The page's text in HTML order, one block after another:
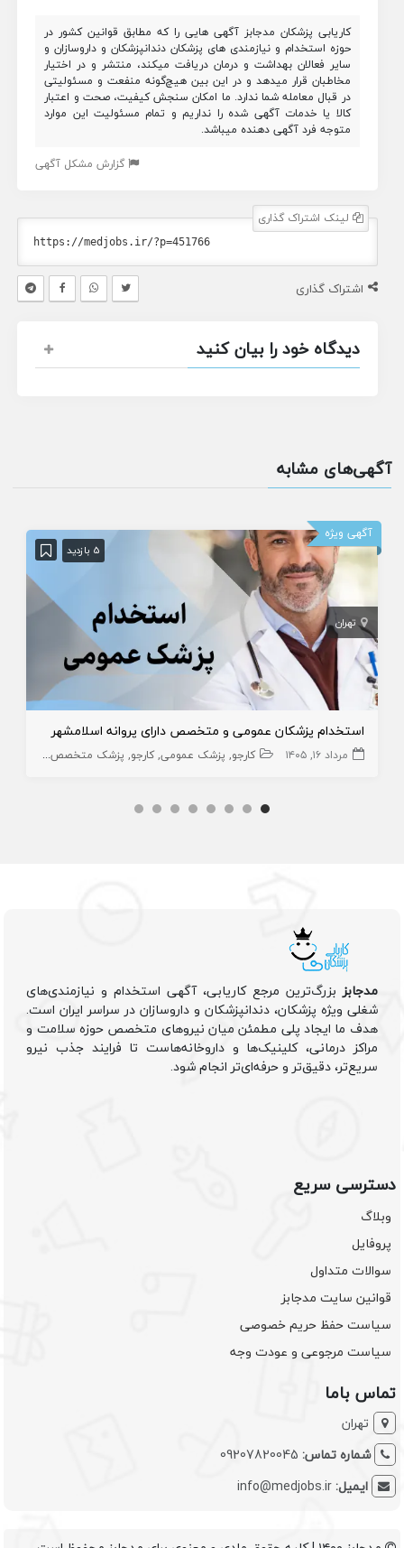
کاریابی پزشکان مدجابز آگهی هایی را که مطابق قوانین کشور در
حوزه استخدام و نیازمندی های پزشکان دندانپزشکان و داروسازان و
سایر فعالان بهداشت و درمان دریافت میکند، منتشر و در اختیار
مخاطبان قرار میدهد و در این بین هیچ‌گونه منفعت و مسئولیتی
در قبال معامله شما ندارد. ما امکان سنجش کیفیت، صحت و اعتبار
کالا یا خدمات آگهی شده را نداریم و تمام مسئولیت این موارد
متوجه فرد آگهی دهنده میباشد.
گزارش مشکل آگهی
لینک اشتراک گذاری
اشتراک گذاری
دیدگاه خود را بیان کنید
آگهی‌های مشابه
آگهی ویژه
5 بازدید
تهران
استخدام پزشکان عمومی و متخصص دارای پروانه اسلامشهر
مرداد ۱۶, ۱۴۰۵ کارجو پزشک عمومی کارجو پزشک متخصص زیبایی
مدجابزبزرگ‌ترین مرجع کاریابی، آگهی استخدام و نیازمندی‌های
شغلی ویژه پزشکان، دندانپزشکان و داروسازان در سراسر ایران است.
هدف ما ایجاد پلی مطمئن میان نیروهای متخصص حوزه سلامت و
مراکز درمانی، کلینیک‌ها و داروخانه‌هاست تا فرایند جذب نیرو
سریع‌تر، دقیق‌تر و حرفه‌ای‌تر انجام شود.
دسترسی سریع
وبلاگ
پروفایل
سوالات متداول
قوانین سایت مدجابز
سیاست حفظ حریم خصوصی
سیاست مرجوعی و عودت وجه
تماس باما
تهران
شماره تماس: 09207820045
ایمیل:info@medjobs.ir